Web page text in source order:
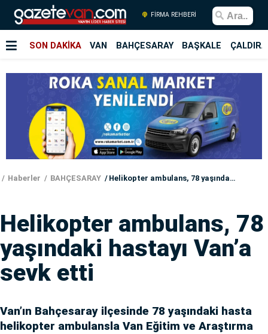
FİRMA REHBERİ
SON DAKİKA VAN BAHÇESARAY BAŞKALE
Haberler BAHÇESARAY Helikopter ambulans, 78 yaşındaki hastayı Van’a sevk etti
Helikopter ambulans, 78
yaşındaki hastayı Van’a
sevk etti
Van’ın Bahçesaray ilçesinde 78 yaşındaki hasta
helikopter ambulansla Van Eğitim ve Araştırma